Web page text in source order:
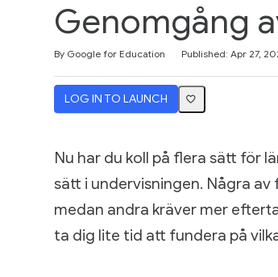
Genomgång
By Google for Education Published: Apr 27,
LOG IN TO LAUNCH
Nu har du koll på flera sätt för
sätt i undervisningen. Några
medan andra kräver mer
ta dig lite tid att fundera på